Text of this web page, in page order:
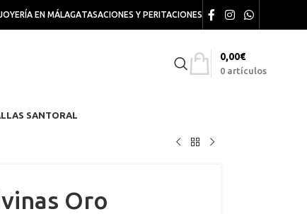
EN MÁLAGATASACIONES Y PERITACIONES
0 artículos
0,00€
SANTORAL
Oro